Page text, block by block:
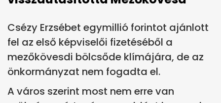
Csézy Erzsébet egymillió forintot ajánlott
fel az első képviselői fizetéséből a
mezőkövesdi bölcsőde klímájára, de az
önkormányzat nem fogadta el.
A város szerint most nem erre van